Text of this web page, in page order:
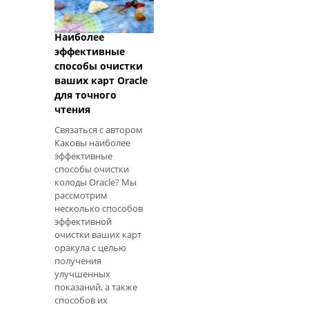
Наиболее
эффективные
способы очистки
ваших карт Oracle
для точного
чтения
Связаться с автором
Каковы наиболее
эффективные
способы очистки
колоды Oracle? Мы
рассмотрим
несколько способов
эффективной
очистки ваших карт
оракула с целью
получения
улучшенных
показаний, а также
способов их